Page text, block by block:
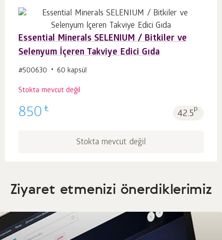
Essential Minerals SELENIUM / Bitkiler ve
Selenyum İçeren Takviye Edici Gıda
#500630 60 kapsül
Stokta mevcut değil
850 ₺ 42.5p.
Stokta mevcut değil
Ziyaret etmenizi önerdiklerimiz